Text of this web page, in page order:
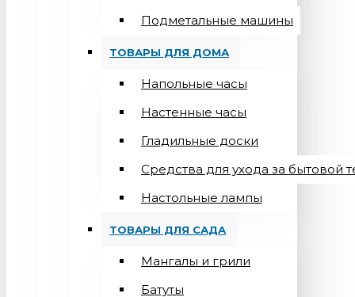
Подметальные машины
ТОВАРЫ ДЛЯ ДОМА
Напольные часы
Настенные часы
Гладильные доски
Средства для ухода за бытовой
Настольные лампы
ТОВАРЫ ДЛЯ САДА
Мангалы и грили
Батуты